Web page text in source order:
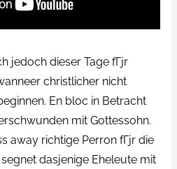
jedoch dieser Tage fГјr
christlicher nicht
En bloc in Betracht
mit Gottessohn.
away richtige Perron fГјr die
dasjenige Eheleute mit